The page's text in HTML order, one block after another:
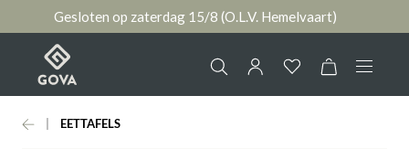
Gesloten op zaterdag 15/8 (O.L.V. Hemelvaart)
Collectie
EETTAFELS